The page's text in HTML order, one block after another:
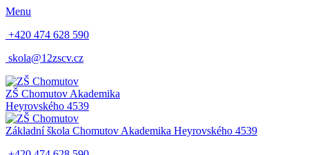
Menu
+420 474 628 590
skola@12zscv.cz
ZŠ Chomutov Akademika
Heyrovského 4539
Základní škola Chomutov Akademika Heyrovského 4539